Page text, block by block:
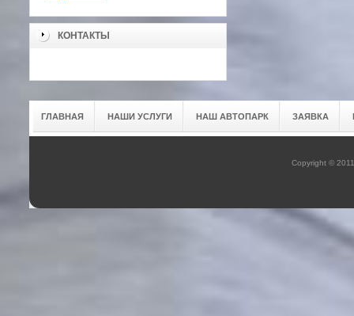
КОНТАКТЫ
ГЛАВНАЯ НАШИ УСЛУГИ НАШ АВТОПАРК ЗАЯВКА
Copyright ©